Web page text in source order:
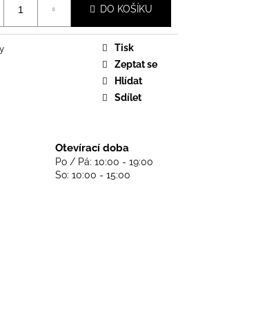
DO KOŠÍKU
Tisk
Zeptat se
Hlídat
Sdílet
Otevírací doba
Po / Pá: 10:00 - 19:00
So: 10:00 - 15:00
- BLACK